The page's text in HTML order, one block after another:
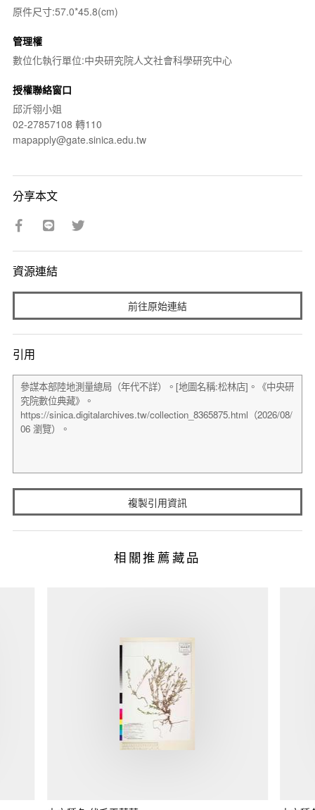
原件尺寸:57.0*45.8(cm)
管理權
數位化執行單位:中央研究院人文社會科學研究中心
授權聯絡窗口
邱沂翎小姐
02-27857108 轉110
mapapply@gate.sinica.edu.tw
分享本文
資源連結
前往原始連結
引用
複製引用資訊
相關推薦藏品